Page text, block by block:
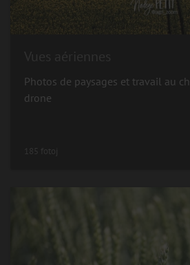
Photos de paysages et travail au
drone
185 fotoj